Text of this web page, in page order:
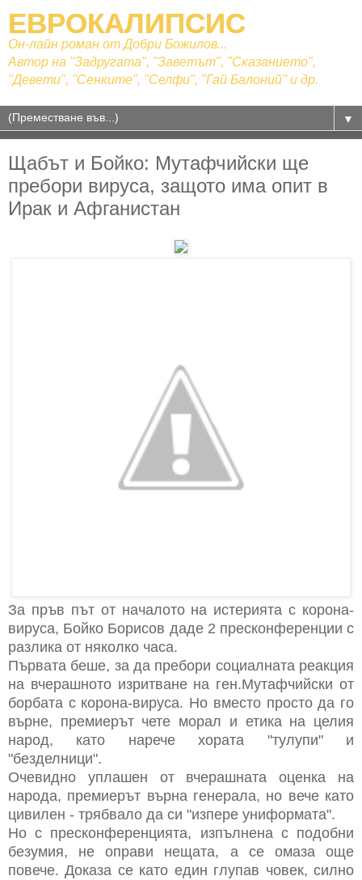
ЕВРОКАЛИПСИС
Он-лайн роман от Добри Божилов...
Автор на "Задругата", "Заветът", "Сказанието",
"Девети", "Сенките", "Селфи", "Гай Балоний" и др.
▼
Щабът и Бойко: Мутафчийски ще
пребори вируса, защото има опит в
Ирак и Афганистан
За пръв път от началото на истерията с корона-
вируса, Бойко Борисов даде 2 пресконференции с
разлика от няколко часа.
Първата беше, за да пребори социалната реакция
на вчерашното изритване на ген.Мутафчийски от
борбата с корона-вируса. Но вместо просто да го
върне, премиерът чете морал и етика на целия
народ, като нарече хората "тулупи" и
"безделници".
Очевидно уплашен от вчерашната оценка на
народа, премиерът върна генерала, но вече като
цивилен - трябвало да си "изпере униформата".
Но с пресконференцията, изпълнена с подобни
безумия, не оправи нещата, а се омаза още
повече. Доказа се като един глупав човек, силно